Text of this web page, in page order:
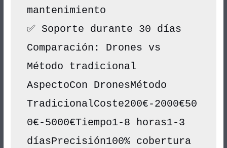
mantenimiento
✅ Soporte durante 30 días
Comparación: Drones vs
Método tradicional
AspectoCon DronesMétodo
TradicionalCoste200€-2000€50
0€-5000€Tiempo1-8 horas1-3
díasPrecisión100% cobertura